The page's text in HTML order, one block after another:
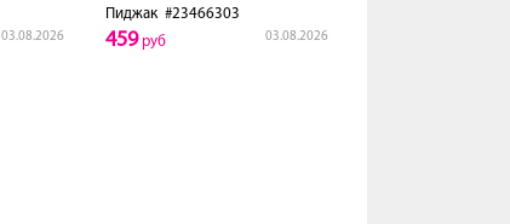
03.08.2026
Пиджак #23466303
03.08.2026
459руб